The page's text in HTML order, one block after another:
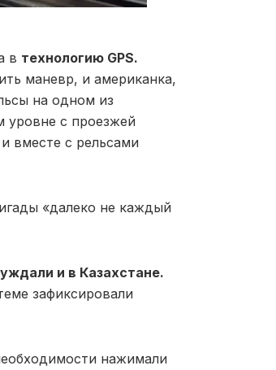
в технологию GPS.
маневр, и американка,
на одном из
уровне с проезжей
вместе с рельсами
«далеко не каждый
и в Казахстане.
зафиксировали
нажимали